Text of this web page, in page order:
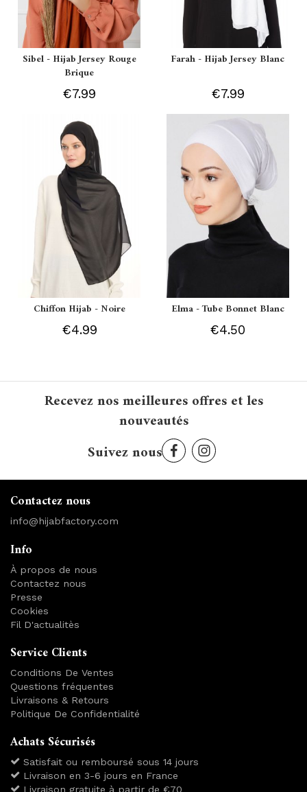
Sibel - Hijab Jersey Rouge
Brique
€7.99
Farah - Hijab Jersey Blanc
€7.99
Chiffon Hijab - Noire
€4.99
Elma - Tube Bonnet Blanc
€4.50
Recevez nos meilleures offres et les
nouveautés
Suivez nous
Contactez nous
info@hijabfactory.com
Info
À propos de nous
Contactez nous
Presse
Cookies
Fil D'actualitès
Service Clients
Conditions De Ventes
Questions fréquentes
Livraisons & Retours
Politique De Confidentialité
Achats Sécurisés
Satisfait ou remboursé sous 14 jours
Livraison en 3-6 jours en France
Livraison gratuite à partir de €70